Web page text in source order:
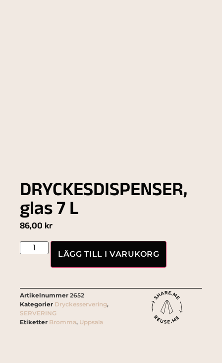
DRYCKESDISPENSER,
glas 7 L
86,00 kr
LÄGG TILL I VARUKORG
Artikelnummer 2652
Kategorier Dryckesservering,
SERVERING
Etiketter Bromma, Uppsala